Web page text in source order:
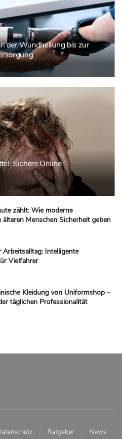
der Wundheilung bis zur
Sichere Online-
zählt: Wie moderne
Menschen Sicherheit geben
Arbeitsalltag: Intelligente
Vielfahrer
Kleidung von Uniformshop –
täglichen Professionalität
Ratgeber News